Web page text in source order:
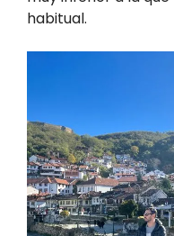
habitual.